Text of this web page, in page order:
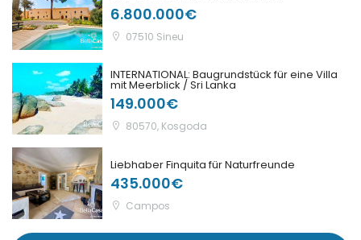
|-Puntiro
|-Randa
|-S Alqueria Blanca
|-S`Aranjassa / Palma d. M.
|-S´Alqueria Blanca
|-S´Horta
6.800.000€
07510 Sineu
INTERNATIONAL: Baugrundstück für eine Villa
mit Meerblick / Sri Lanka
149.000€
80570, Kosgoda
Liebhaber Finquita für Naturfreunde
435.000€
Campos